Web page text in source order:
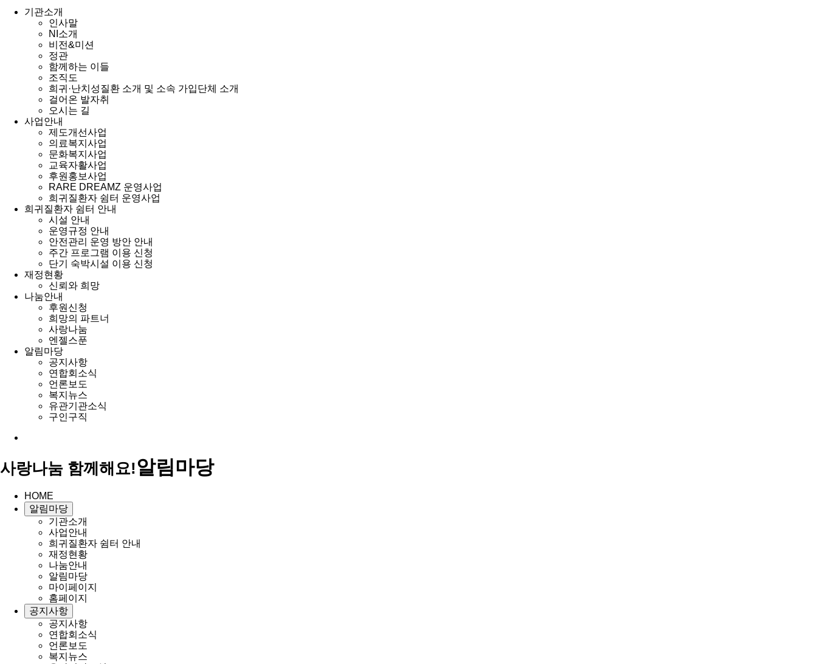
기관소개
인사말
NI소개
비전&미션
정관
함께하는 이들
조직도
희귀·난치성질환 소개 및 소속 가입단체 소개
걸어온 발자취
오시는 길
사업안내
제도개선사업
의료복지사업
문화복지사업
교육자활사업
후원홍보사업
RARE DREAMZ 운영사업
희귀질환자 쉼터 운영사업
희귀질환자 쉼터 안내
시설 안내
운영규정 안내
안전관리 운영 방안 안내
주간 프로그램 이용 신청
단기 숙박시설 이용 신청
재정현황
신뢰와 희망
나눔안내
후원신청
희망의 파트너
사랑나눔
엔젤스푼
알림마당
공지사항
연합회소식
언론보도
복지뉴스
유관기관소식
구인구직
사랑나눔 함께해요!알림마당
HOME
알림마당
기관소개
사업안내
희귀질환자 쉼터 안내
재정현황
나눔안내
알림마당
마이페이지
홈페이지
공지사항
공지사항
연합회소식
언론보도
복지뉴스